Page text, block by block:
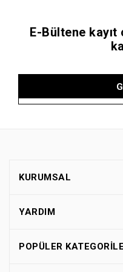
E-Bültene
KURUMSAL
YARDIM
POPÜLER